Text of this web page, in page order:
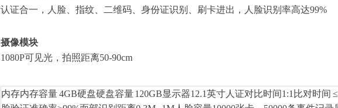
认证合一，人脸、指纹、二维码、身份证识别、刷卡进出，人脸识别率高达99%
摄像模块
1080P可见光，拍照距离50-90cm
内存内存容量 4GB硬盘硬盘容量 120GB显示器12.1英寸人证对比时间1:1比对时间